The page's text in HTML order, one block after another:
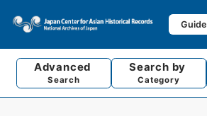
Guide
Advanced
Search
Search by
Category